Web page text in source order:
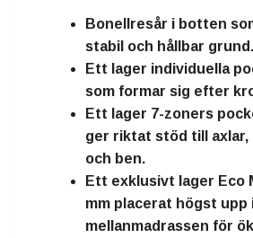
Bonellresår i botten
stabil och hållbar grund.
Ett lager individuella
som formar sig efter
Ett lager 7-zoners
ger riktat stöd till
och ben.
Ett exklusivt lager Eco
mm placerat högst upp
mellanmadrassen för